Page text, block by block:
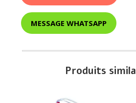
MESSAGE WHATSAPP
Produits